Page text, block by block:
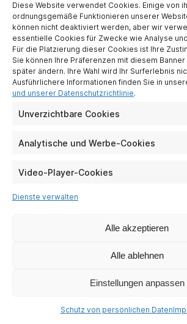
Diese Website verwendet Cookies. Einige von
ordnungsgemäße Funktionieren unserer
können nicht deaktiviert werden, aber wir
essentielle Cookies für Zwecke wie Analyse
Für die Platzierung dieser Cookies ist Ihre
Sie können Ihre Präferenzen mit diesem
später ändern. Ihre Wahl wird Ihr Surferlebnis
Ausführlichere Informationen finden Sie in
und unserer Datenschutzrichtlinie.
Unverzichtbare Cookies
Analytische und Werbe-Cookies
Video-Player-Cookies
Dienste verwalten
Alle akzeptieren
Alle ablehnen
Einstellungen anpassen
Schutz von persönlichen Daten
Schutz
Richtlinie zur sozialen
UNSERE SOZIALEN